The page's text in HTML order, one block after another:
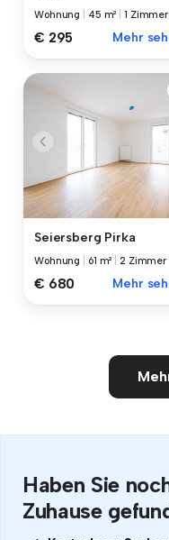
Wohnung 45 m² |1 Zimmer
€ 295 Mehr
Seiersberg Pirka
Wohnung 61 m² |2 Zimmer
€ 680 Mehr
Haben Sie
Zuhause